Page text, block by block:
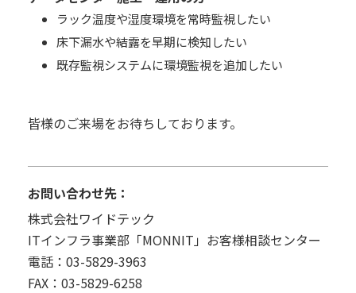
ラック温度や湿度環境を常時監視したい
床下漏水や結露を早期に検知したい
既存監視システムに環境監視を追加したい
皆様のご来場をお待ちしております。
お問い合わせ先：
株式会社ワイドテック
ITインフラ事業部「MONNIT」お客様相談センター
電話： 03-5829-3963
FAX：03-5829-6258